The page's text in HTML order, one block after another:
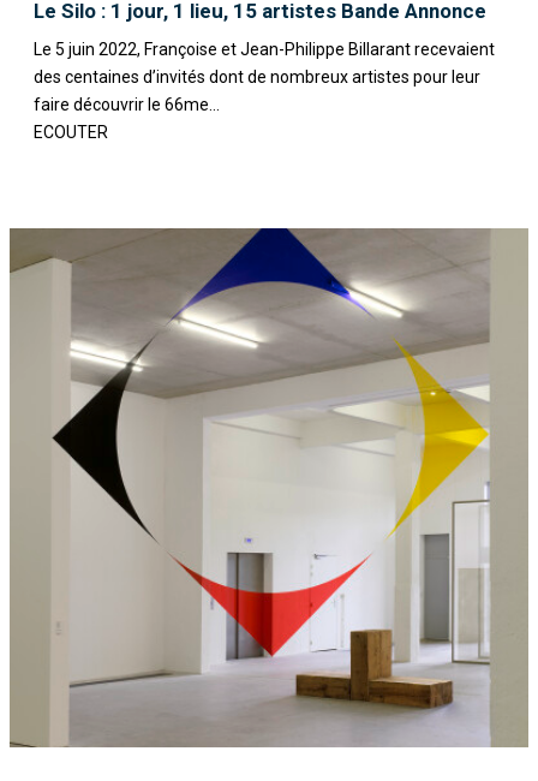
Le Silo : 1 jour, 1 lieu, 15 artistes Bande Annonce
Le 5 juin 2022, Françoise et Jean-Philippe Billarant recevaient
des centaines d’invités dont de nombreux artistes pour leur
faire découvrir le 66me...
ECOUTER